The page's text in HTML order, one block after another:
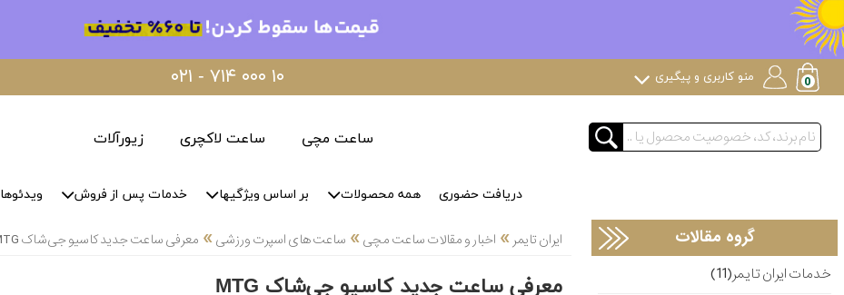
۰۲۱ - ۷۱۴ ۰۰۰ ۱۰ منو کاربری و پیگیری
ساعت مچی ساعت لاکچری زیورآلات
دریافت حضوری همه محصولات بر اساس ویژگیها خدمات پس از فروش ویدئوها
ایران تایمر » اخبار و مقالات ساعت مچی» ساعت های اسپرت ورزشی» معرفی ساعت جدید کاسیو جی‌شاک MTG
معرفی ساعت جدید کاسیو جی‌شاک MTG
گروه مقالات
خدمات ایران تایمر(11)